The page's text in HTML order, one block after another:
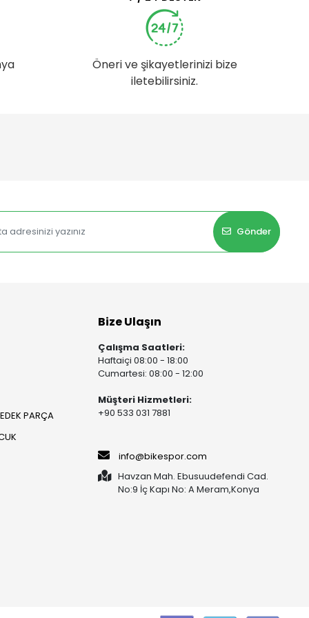
Öneri ve şikayetlerinizi bize
iletebilirsiniz.
Gönder
PARÇA
Bize Ulaşın
Çalışma Saatleri:
Haftaiçi 08:00 - 18:00
Cumartesi: 08:00 - 12:00
Müşteri Hizmetleri:
+90 533 031 7881
info@bikespor.com
Havzan Mah. Ebusuudefendi Cad.
No:9 İç Kapı No: A Meram,Konya